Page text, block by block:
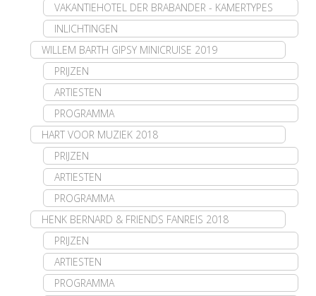
VAKANTIEHOTEL DER BRABANDER - KAMERTYPES
INLICHTINGEN
WILLEM BARTH GIPSY MINICRUISE 2019
PRIJZEN
ARTIESTEN
PROGRAMMA
HART VOOR MUZIEK 2018
PRIJZEN
ARTIESTEN
PROGRAMMA
HENK BERNARD & FRIENDS FANREIS 2018
PRIJZEN
ARTIESTEN
PROGRAMMA